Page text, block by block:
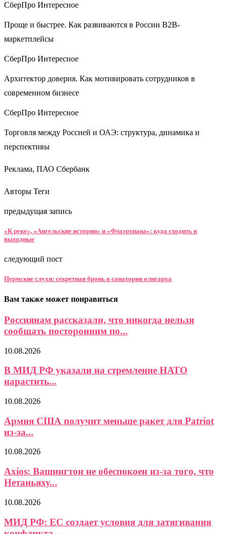
СберПро Интересное
Проще и быстрее. Как развиваются в России B2B-
маркетплейсы
СберПро Интересное
Архитектор доверия. Как мотивировать сотрудников в
современном бизнесе
СберПро Интересное
Торговля между Россией и ОАЭ: структура, динамика и
перспективы
Реклама, ПАО Сбербанк
Авторы Теги
предыдущая запись
«К реке», «Ангельские истории» и «Флаэртиана»: куда сходить в
выходные
следующий пост
Пермские слухи: секретная бронь в санатории олигарха
Вам также может понравиться
Россиянам рассказали, что никогда нельзя
сообщать посторонним по...
10.08.2026
В МИД РФ указали на стремление НАТО
нарастить...
10.08.2026
Армия США получит меньше ракет для Patriot
из-за...
10.08.2026
Axios: Вашингтон не обеспокоен из-за того, что
Нетаньяху...
10.08.2026
МИД РФ: ЕС создает условия для затягивания